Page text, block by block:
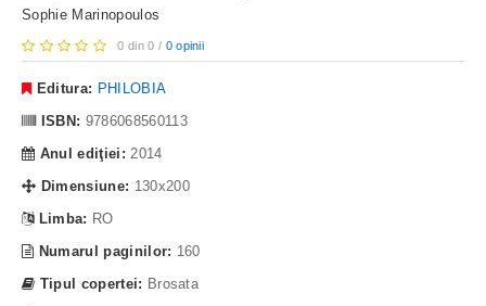
Sophie Marinopoulos
0 din 0 / 0 opinii
Editura: PHILOBIA
ISBN: 9786068560113
Anul ediţiei: 2014
Dimensiune: 130x200
Limba: RO
Numarul paginilor: 160
Tipul copertei: Brosata